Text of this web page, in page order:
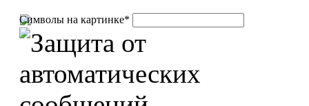
Символы на картинке*